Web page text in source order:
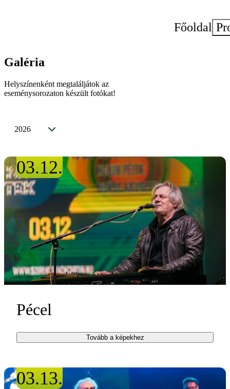
Főoldal
Galéria
Helyszínenként megtaláljátok az
eseménysorozaton készült fotókat!
2026
03.12.
Pécel
Tovább a képekhez
03.13.